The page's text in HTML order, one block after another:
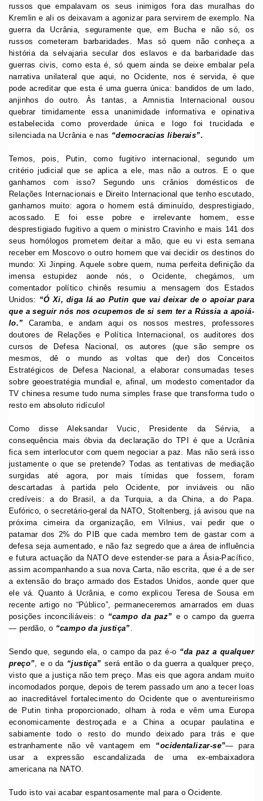
russos que empalavam os seus inimigos fora das muralhas do
Kremlin e ali os deixavam a agonizar para servirem de exemplo. Na
guerra da Ucrânia, seguramente que, em Bucha e não só, os
russos cometeram barbaridades. Mas só quem não conheça a
história da selvajaria secular dos eslavos e da barbaridade das
guerras civis, como esta é, só quem ainda se deixe embalar pela
narrativa unilateral que aqui, no Ocidente, nos é servida, é que
pode acreditar que esta é uma guerra única: bandidos de um lado,
anjinhos do outro. Às tantas, a Amnistia Internacional ousou
quebrar timidamente essa unanimidade informativa e opinativa
estabelecida como proverdade única e logo foi trucidada e
silenciada na Ucrânia e nas “democracias liberais”.
Temos, pois, Putin, como fugitivo internacional, segundo um
critério judicial que se aplica a ele, mas não a outros. E o que
ganhamos com isso? Segundo uns crânios domésticos de
Relações Internacionais e Direito Internacional que tenho escutado,
ganhamos muito: agora o homem está diminuído, desprestigiado,
acossado. E foi esse pobre e irrelevante homem, esse
desprestigiado fugitivo a quem o ministro Cravinho e mais 141 dos
seus homólogos prometem deitar a mão, que eu vi esta semana
receber em Moscovo o outro homem que vai decidir os destinos do
mundo: Xi Jinping. Aquele sobre quem, numa perfeita definição da
imensa estupidez aonde nós, o Ocidente, chegámos, um
comentador político chinês resumiu a mensagem dos Estados
Unidos: “Ó Xi, diga lá ao Putin que vai deixar de o apoiar para
que a seguir nós nos ocupemos de si sem ter a Rússia a apoiá-
lo.” Caramba, e andam aqui os nossos mestres, professores
doutores de Relações e Política Internacional, os auditores dos
cursos de Defesa Nacional, os autores (que são sempre os
mesmos, dê o mundo as voltas que der) dos Conceitos
Estratégicos de Defesa Nacional, a elaborar consumadas teses
sobre geoestratégia mundial e, afinal, um modesto comentador da
TV chinesa resume tudo numa simples frase que transforma tudo o
resto em absoluto ridículo!
Como disse Aleksandar Vucic, Presidente da Sérvia, a
consequência mais óbvia da declaração do TPI é que a Ucrânia
fica sem interlocutor com quem negociar a paz. Mas não será isso
justamente o que se pretende? Todas as tentativas de mediação
surgidas até agora, por mais tímidas que fossem, foram
descartadas à partida pelo Ocidente, por inviáveis ou não
credíveis: a do Brasil, a da Turquia, a da China, a do Papa.
Eufórico, o secretário-geral da NATO, Stoltenberg, já avisou que na
próxima cimeira da organização, em Vilnius, vai pedir que o
patamar dos 2% do PIB que cada membro tem de gastar com a
defesa seja aumentado, e não faz segredo que a área de influência
e futura actuação da NATO deve estender-se para a Ásia-Pacífico,
assim acompanhando a sua nova Carta, não escrita, que é a de ser
a extensão do braço armado dos Estados Unidos, aonde quer que
ele vá. Quanto à Ucrânia, e como explicou Teresa de Sousa em
recente artigo no “Público”, permaneceremos amarrados em duas
posições inconciliáveis: o “campo da paz” e o campo da guerra
— perdão, o “campo da justiça”.
Sendo que, segundo ela, o campo da paz é-o “da paz a qualquer
preço”, e o da “justiça” será então o da guerra a qualquer preço,
visto que a justiça não tem preço. Mas eis que agora andam muito
incomodados porque, depois de terem passado um ano a tecer loas
ao inacreditável fortalecimento do Ocidente que o aventureirismo
de Putin tinha proporcionado, olham à roda e vêm uma Europa
economicamente destroçada e a China a ocupar paulatina e
sabiamente todo o resto do mundo deixado para trás e que
estranhamente não vê vantagem em “ocidentalizar-se”— para
usar a expressão escandalizada de uma ex-embaixadora
americana na NATO.
Tudo isto vai acabar espantosamente mal para o Ocidente.